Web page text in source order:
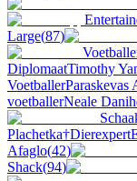
Large(87)
DiplomaatTimothy
VoetballerParaskevas
voetballerNeale
Plachetka†Dierexpert
Afaglo(42)
Shack(94)